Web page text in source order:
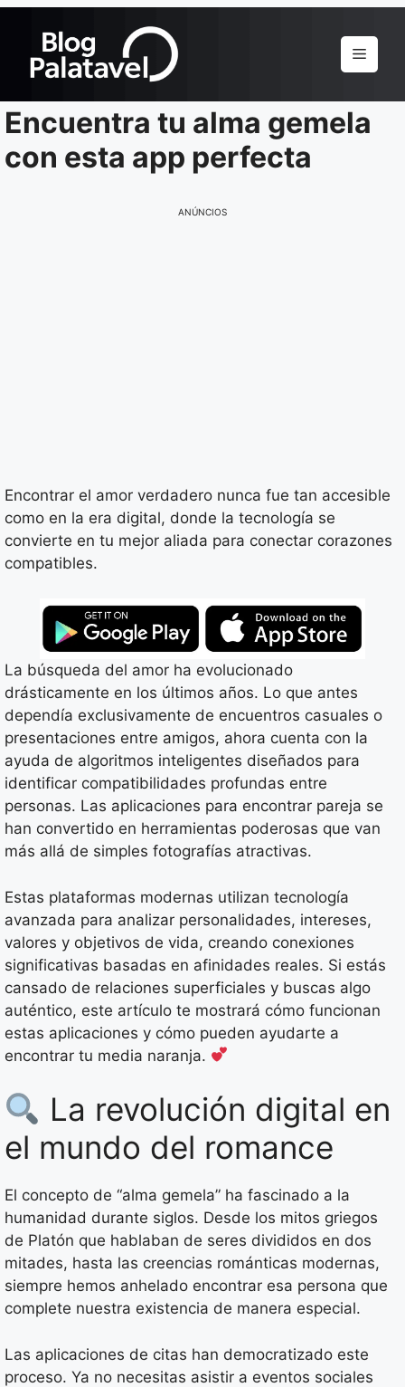
Menu
Encuentra tu alma gemela
con esta app perfecta
ANÚNCIOS
Encontrar el amor verdadero nunca fue tan accesible
como en la era digital, donde la tecnología se
convierte en tu mejor aliada para conectar corazones
compatibles.
La búsqueda del amor ha evolucionado
drásticamente en los últimos años. Lo que antes
dependía exclusivamente de encuentros casuales o
presentaciones entre amigos, ahora cuenta con la
ayuda de algoritmos inteligentes diseñados para
identificar compatibilidades profundas entre
personas. Las aplicaciones para encontrar pareja se
han convertido en herramientas poderosas que van
más allá de simples fotografías atractivas.
Estas plataformas modernas utilizan tecnología
avanzada para analizar personalidades, intereses,
valores y objetivos de vida, creando conexiones
significativas basadas en afinidades reales. Si estás
cansado de relaciones superficiales y buscas algo
auténtico, este artículo te mostrará cómo funcionan
estas aplicaciones y cómo pueden ayudarte a
encontrar tu media naranja.
La revolución digital en
el mundo del romance
El concepto de “alma gemela” ha fascinado a la
humanidad durante siglos. Desde los mitos griegos
de Platón que hablaban de seres divididos en dos
mitades, hasta las creencias románticas modernas,
siempre hemos anhelado encontrar esa persona que
complete nuestra existencia de manera especial.
Las aplicaciones de citas han democratizado este
proceso. Ya no necesitas asistir a eventos sociales